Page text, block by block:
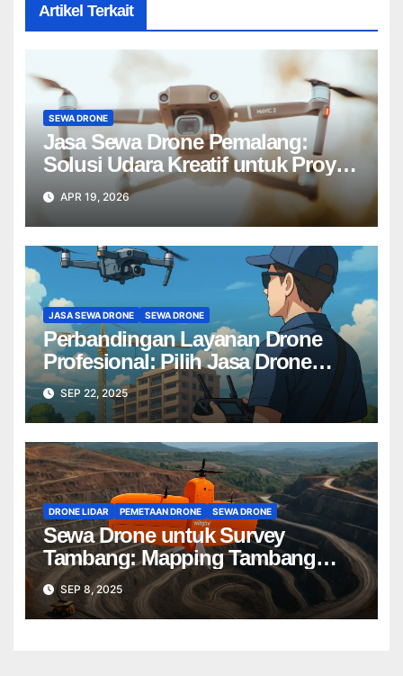
Artikel Terkait
SEWA DRONE
Jasa Sewa Drone Pemalang:
Solusi Udara Kreatif untuk Proyek
Anda Tanpa Batas】
APR 19, 2026
JASA SEWA DRONE SEWA DRONE
Perbandingan Layanan Drone
Profesional: Pilih Jasa Drone
Terbaik untuk Proyek Anda
SEP 22, 2025
DRONE LIDAR PEMETAAN DRONE SEWA DRONE
Sewa Drone untuk Survey
Tambang: Mapping Tambang
Profesional Lebih Cepat & Akurat
SEP 8, 2025